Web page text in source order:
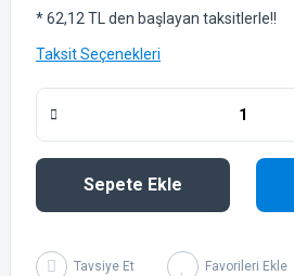
* 62,12 TL den başlayan taksitlerle!!
Taksit Seçenekleri
Sepete Ekle
Tavsiye Et